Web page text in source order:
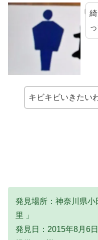
キビキビいきたい
発見場所：神奈川県
里 」
発見日：2015年8月6日